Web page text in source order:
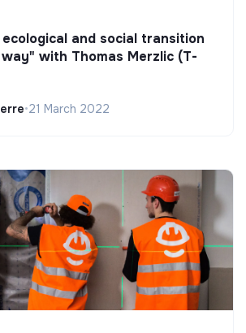
and social transition
with Thomas Merzlic (T-
•21 March 2022